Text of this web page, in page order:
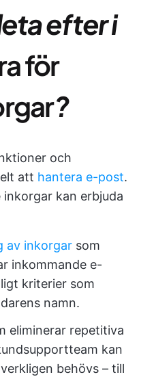
efter i
för
?
och
att hantera e-post.
kan erbjuda
av inkorgar som
inkommande e-
kriterier som
namn.
eliminerar repetitiva
kan
behövs – till